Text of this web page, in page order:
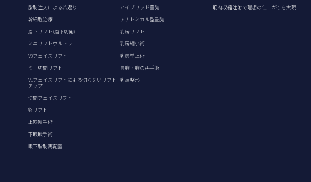
脂肪注入による若返り
幹細胞治療
眉下リフト(眉下切開)
ミニリフトウルトラ
V3フェイスリフト
ミニ切開リフト
VLフェイスリフトによる切らないリフト
アップ
切開フェイスリフト
額リフト
上眼瞼手術
下眼瞼手術
眼下脂肪再配置
ハイブリッド豊胸
アナトミカル型豊胸
乳房リフト
乳房縮小術
乳房挙上術
豊胸・胸の再手術
乳頭整形
筋肉収縮注射で理想の仕上がりを実現